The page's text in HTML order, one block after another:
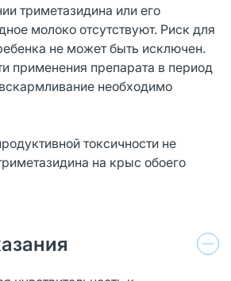
триметазидина или его
молоко отсутствуют. Риск для
не может быть исключен.
применения препарата в период
необходимо
токсичности не
на крыс обоего